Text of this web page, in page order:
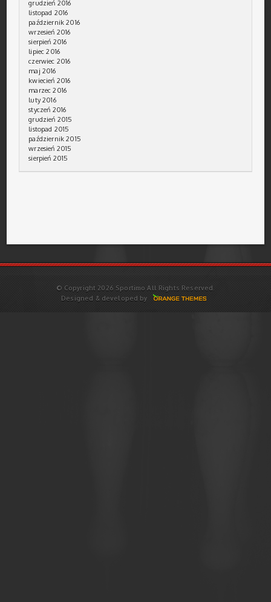
grudzień 2016
listopad 2016
październik 2016
wrzesień 2016
sierpień 2016
lipiec 2016
czerwiec 2016
maj 2016
kwiecień 2016
marzec 2016
luty 2016
styczeń 2016
grudzień 2015
listopad 2015
październik 2015
wrzesień 2015
sierpień 2015
© Copyright 2026 Sportimo All Rights Reserved.
Designed & developed by